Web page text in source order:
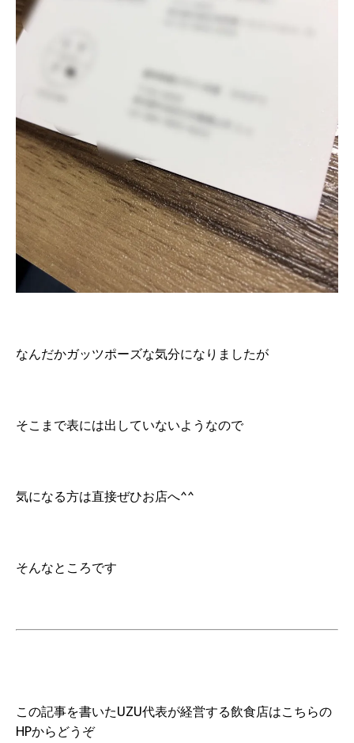
なんだかガッツポーズな気分になりましたが
そこまで表には出していないようなので
気になる方は直接ぜひお店へ^^
そんなところです
この記事を書いたUZU代表が経営する飲食店はこちらの
HPからどうぞ